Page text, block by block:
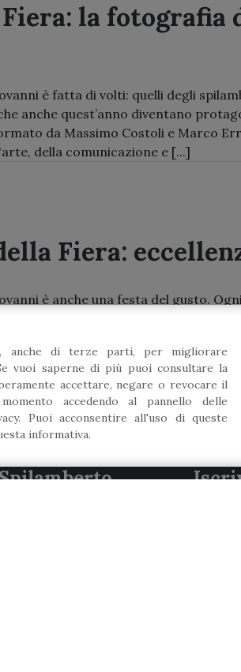
Fiera: la fotografia
è fatta di volti: quelli degli
anche quest’anno diventano
da Massimo Costoli e Marco
della comunicazione e [...]
Fiera:
è anche una festa del gusto.
e del suo territorio, della sua
in compagnia sono numerose e
[...]
anche di terze parti, per migliorare
vuoi saperne di più puoi consultare la
accettare, negare o revocare il
accedendo al pannello delle
Puoi acconsentire all'uso di queste
informativa.